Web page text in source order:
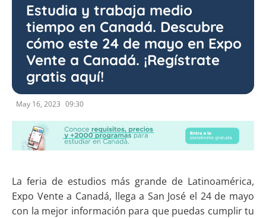
Estudia y trabaja medio
tiempo en Canadá. Descubre
cómo este 24 de mayo en Expo
Vente a Canadá. ¡Regístrate
gratis aquí!
May 16, 2023 09:30
La feria de estudios más grande de Latinoamérica,
Expo Vente a Canadá, llega a San José el 24 de mayo
con la mejor información para que puedas cumplir tu